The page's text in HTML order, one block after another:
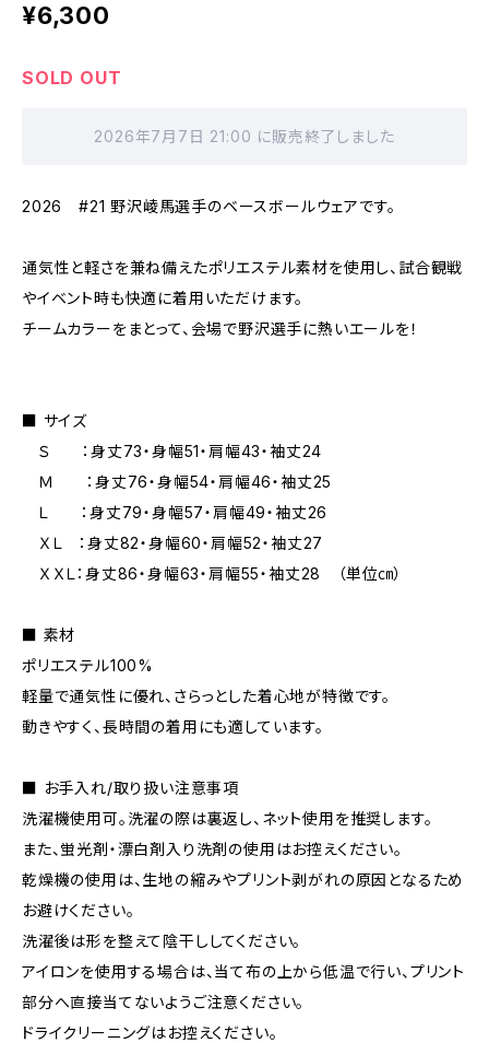
¥6,300
SOLD OUT
2026年7月7日 21:00 に販売終了しました
2026 #21 野沢崚馬選手のベースボールウェアです。
通気性と軽さを兼ね備えたポリエステル素材を使用し、試合観戦
やイベント時も快適に着用いただけます。
チームカラーをまとって、会場で野沢選手に熱いエールを！
■ サイズ
Ｓ ：身丈73・身幅51・肩幅43・袖丈24
Ｍ ：身丈76・身幅54・肩幅46・袖丈25
Ｌ ：身丈79・身幅57・肩幅49・袖丈26
ＸＬ ：身丈82・身幅60・肩幅52・袖丈27
ＸＸＬ：身丈86・身幅63・肩幅55・袖丈28 （単位㎝）
■ 素材
ポリエステル100%
軽量で通気性に優れ、さらっとした着心地が特徴です。
動きやすく、長時間の着用にも適しています。
■ お手入れ/取り扱い注意事項
洗濯機使用可。洗濯の際は裏返し、ネット使用を推奨します。
また、蛍光剤・漂白剤入り洗剤の使用はお控えください。
乾燥機の使用は、生地の縮みやプリント剥がれの原因となるため
お避けください。
洗濯後は形を整えて陰干ししてください。
アイロンを使用する場合は、当て布の上から低温で行い、プリント
部分へ直接当てないようご注意ください。
ドライクリーニングはお控えください。